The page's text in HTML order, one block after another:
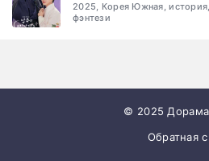
2025, Корея Южная,
фэнтези
© 2025
Обратная